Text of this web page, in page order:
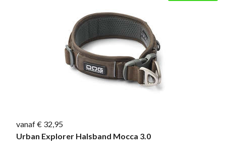
vanaf € 32,95
Urban Explorer Halsband Mocca 3.0